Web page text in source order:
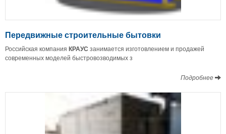
Передвижные строительные бытовки
Российская компания КРАУС занимается изготовлением и продажей
современных моделей быстровозводимых з
Подробнее